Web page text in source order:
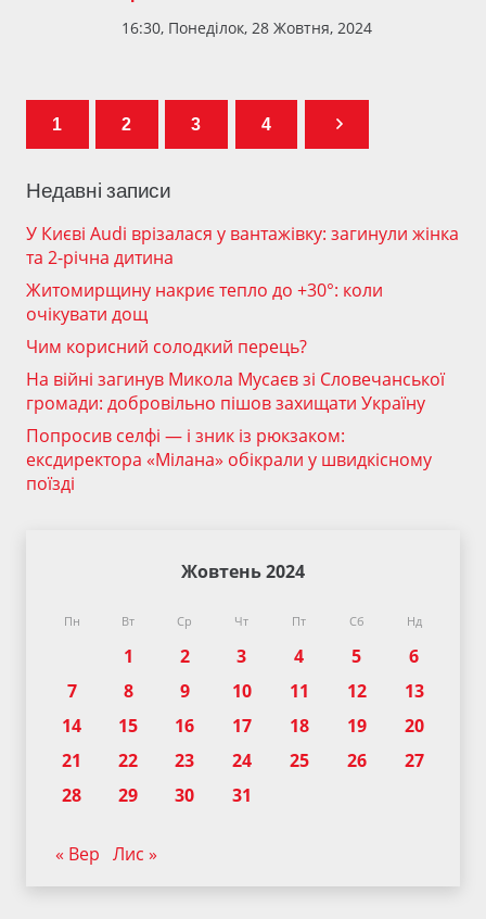
16:30, Понеділок, 28 Жовтня, 2024
1 2 3 4
Недавні записи
У Києві Audi врізалася у вантажівку: загинули жінка
та 2-річна дитина
Житомирщину накриє тепло до +30°: коли
очікувати дощ
Чим корисний солодкий перець?
На війні загинув Микола Мусаєв зі Словечанської
громади: добровільно пішов захищати Україну
Попросив селфі — і зник із рюкзаком:
ексдиректора «Мілана» обікрали у швидкісному
поїзді
Жовтень 2024
Пн Вт Ср Чт Пт Сб Нд
1 2 3 4 5
6
7
8 9 10 11 12
13
14
15 16 17 18 19
20
21
22 23 24 25 26
27
28
29 30 31
« Вер Лис »